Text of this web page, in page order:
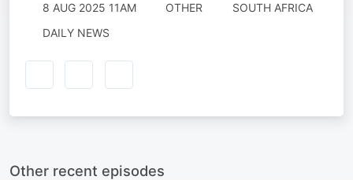
8 AUG 2025 11AM OTHER
SOUTH AFRICA
DAILY NEWS
Other recent episodes